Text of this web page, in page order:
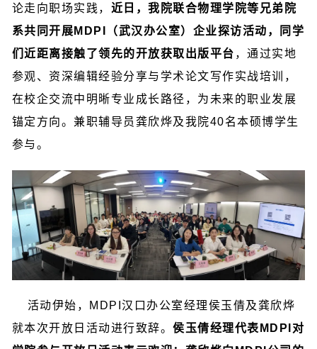
论走向职场实践， 近日，我院联合物理学院等兄弟院
系共同开展MDPI（武汉办公室）企业探访活动，同学
们近距离接触了领先的开放获取出版平台 ，通过实地
参观、资深编辑经验分享与学术论文写作实战培训，
在校企交流中明晰专业成长路径，为未来的职业发展
锚定方向。兼职辅导员龚欣烨及我院40名本硕博学生
参与。
活动伊始，MDPI汉口办公室经理侯玉倩及龚欣烨
就本次开放日活动进行致辞。侯玉倩经理代表MDPI对